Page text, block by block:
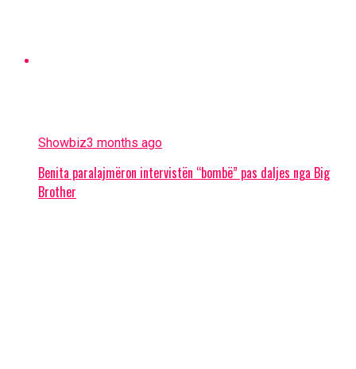
Showbiz3 months ago
Benita paralajmëron intervistën “bombë” pas daljes nga Big
Brother